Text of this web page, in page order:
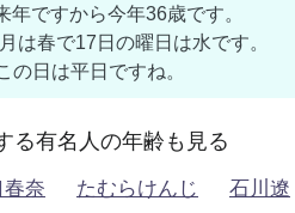
年ですから今年36歳です。
は春で17日の曜日は水です。
の日は平日ですね。
る有名人の年齢も見る
春奈 たむらけんじ 石川遼